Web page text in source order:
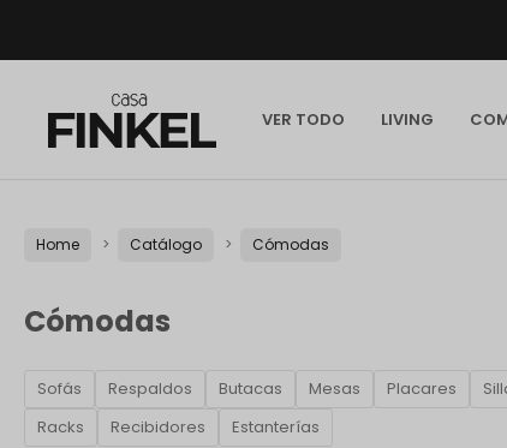
VER TODO LIVING
Home Catálogo Cómodas
Cómodas
Sofás Respaldos Butacas Mesas Placares
Racks
Recibidores Estanterías